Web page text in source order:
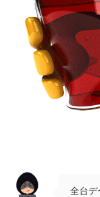
全台デ